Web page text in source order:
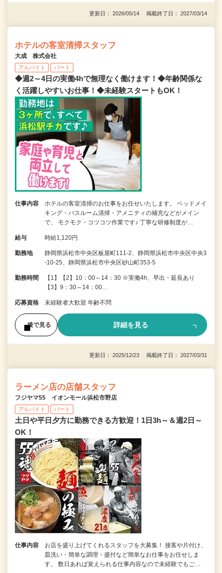
更新日： 2026/05/14 掲載終了日： 2027/03/14
ホテルの客室清掃スタッフ
大成 株式会社
アルバイト パート
◆週2～4日の実働4hで無理なく働けます！◆年齢関係な
く活躍しやすいお仕事！◆未経験スタートもOK！
仕事内容
ホテルの客室清掃のお仕事をお任せいたします。 ベッドメイ
キング・バスルーム清掃・アメニティの補充などがメイン
で、 モクモク・コツコツ作業です♪ 丁寧な研修制度が…
給与 時給1,120円
勤務地
静岡県浜松市中央区板屋町111-2、静岡県浜松市中央区中央3
-10-25、静岡県浜松市中央区砂山町353-5
勤務時間
【1】【2】10：00～14：30 ※実働4h、早出・延長あり
【3】9：30～14：00…
応募資格 未経験者大歓迎 年齢不問
後で見る 詳細を見る
更新日： 2025/12/23 掲載終了日： 2027/03/31
ラーメン店の店舗スタッフ
フジヤマ55 イオンモール浜松市野店
アルバイト パート
土日や平日夕方に勤務できる方歓迎！1日3h～＆週2日～
OK！
仕事内容
お店を盛り上げてくれるスタッフを大募集！ 接客や片付け、
皿洗い・簡単な調理・盛付など簡単なお仕事をお任せしま
す。 数日あれば覚えられる仕事内容なので未経験でもご…